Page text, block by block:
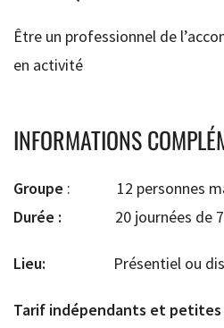
Être un professionnel de
en activité
INFORMATIONS
Groupe : 12 personnes
Durée : 20 journées de 7
Lieu: Présentiel ou
Tarif indépendants et